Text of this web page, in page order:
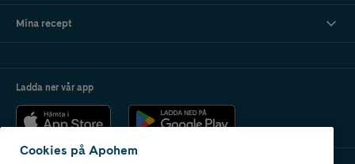
Mina recept
Ladda ner vår app
Cookies på Apohem